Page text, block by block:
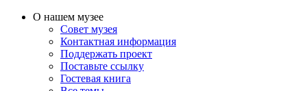
О нашем музее
Совет музея
Контактная информация
Поддержать проект
Поставьте ссылку
Гостевая книга